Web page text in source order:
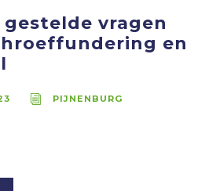
gestelde vragen
en
PIJNENBURG